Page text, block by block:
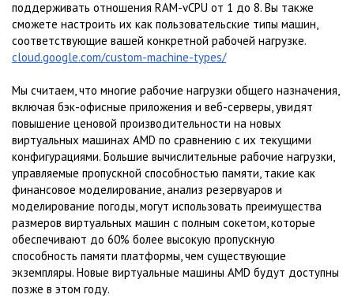
поддерживать отношения RAM-vCPU от 1 до 8. Вы также
сможете настроить их как пользовательские типы машин,
соответствующие вашей конкретной рабочей нагрузке.
cloud.google.com/custom-machine-types/
Мы считаем, что многие рабочие нагрузки общего назначения,
включая бэк-офисные приложения и веб-серверы, увидят
повышение ценовой производительности на новых
виртуальных машинах AMD по сравнению с их текущими
конфигурациями. Большие вычислительные рабочие нагрузки,
управляемые пропускной способностью памяти, такие как
финансовое моделирование, анализ резервуаров и
моделирование погоды, могут использовать преимущества
размеров виртуальных машин с полным сокетом, которые
обеспечивают до 60% более высокую пропускную
способность памяти платформы, чем существующие
экземпляры. Новые виртуальные машины AMD будут доступны
позже в этом году.